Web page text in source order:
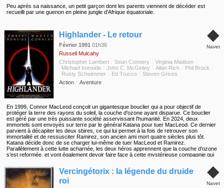
Peu après sa naissance, un petit garçon dont les parents viennent de décéder est
recueilli par une guenon en pleine jungle d'Afrique équatoriale.
◆
Navet
Highlander - Le retour
Février 1991 01h36
Russell Mulcahy
Christopher Lambert
Sean Connery
Virginia Madsen
Michael Ironside
John C. McGinley Allan Rich
Phil Brock
Rusty Schwimmer
Ed Trucco
Steven Grives
Action
Aventure
En 1999, Connor MacLeod conçoit un gigantesque bouclier qui a pour objectif de
protéger la terre des rayons du soleil, la couche d'ozone ayant disparue. Ce bouclier
est géré par une très puissante société asservissant l'humanité. En 2024, deux
immortels sont envoyés sur terre par le général Katana pour tuer MacLeod. Ce dernier
parvient à décapiter les deux sbires, ce qui lui permet à la fois de retrouver son
immortalité et de ressusciter Ramirez, son ancien ami mort quatre siècles plus tôt.
Katana décide donc de se charger lui-même de tuer MacLeod et Ramirez.
Parallèlement à cette lutte acharnée, les deux héros apprennent que la couche d'ozone
s'est reformée, et vont également devoir faire face à cette mystérieuse compagnie qui
◆
Navet
Vercingétorix : la légende du druide
roi